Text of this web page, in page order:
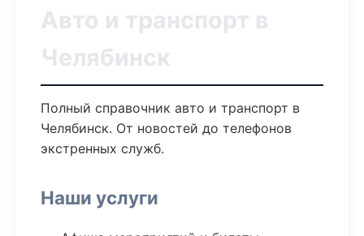
Авто и транспорт в
Челябинск
Полный справочник авто и транспорт в
Челябинск. От новостей до телефонов
экстренных служб.
Наши услуги